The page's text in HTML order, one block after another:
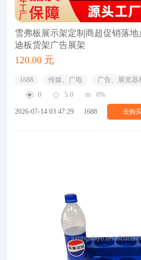
雪弗板展示架定制商超促销落地
迪板货架广告展架
120.00 元
1688 传媒、广电 广告、展览器
0
5.0 0%
2026-07-14 03:47:29 1688 去购